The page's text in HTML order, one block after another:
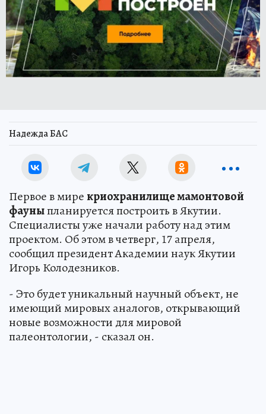
Надежда БАС
Первое в мирекриохранилище мамонтовой
фауныпланируется построить в Якутии.
Специалисты уже начали работу над этим
проектом. Об этом в четверг, 17 апреля,
сообщил президент Академии наук Якутии
Игорь Колодезников.
- Это будет уникальный научный объект, не
имеющий мировых аналогов, открывающий
новые возможности для мировой
палеонтологии, - сказал он.